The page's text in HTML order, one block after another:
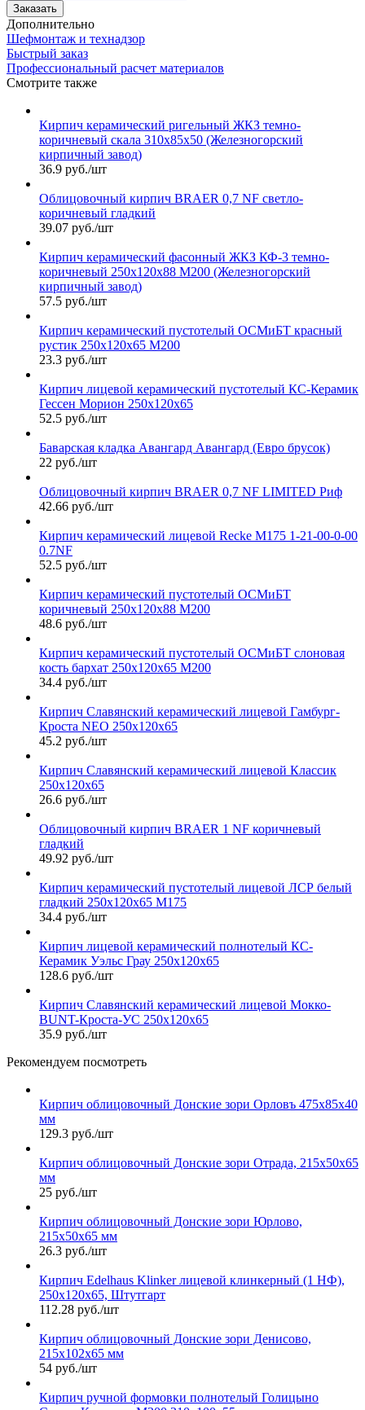
Заказать
Дополнительно
Шефмонтаж и технадзор
Быстрый заказ
Профессиональный расчет материалов
Смотрите также
Кирпич керамический ригельный ЖКЗ темно-
коричневый скала 310х85х50 (Железногорский
кирпичный завод)
36.9 руб./шт
Облицовочный кирпич BRAER 0,7 NF светло-
коричневый гладкий
39.07 руб./шт
Кирпич керамический фасонный ЖКЗ КФ-3 темно-
коричневый 250х120х88 М200 (Железногорский
кирпичный завод)
57.5 руб./шт
Кирпич керамический пустотелый ОСМиБТ красный
рустик 250х120х65 М200
23.3 руб./шт
Кирпич лицевой керамический пустотелый КС-Керамик
Гессен Морион 250х120х65
52.5 руб./шт
Баварская кладка Авангард Авангард (Евро брусок)
22 руб./шт
Облицовочный кирпич BRAER 0,7 NF LIMITED Риф
42.66 руб./шт
Кирпич керамический лицевой Recke М175 1-21-00-0-00
0.7NF
52.5 руб./шт
Кирпич керамический пустотелый ОСМиБТ
коричневый 250х120х88 М200
48.6 руб./шт
Кирпич керамический пустотелый ОСМиБТ слоновая
кость бархат 250х120х65 М200
34.4 руб./шт
Кирпич Славянский керамический лицевой Гамбург-
Кроста NEO 250х120х65
45.2 руб./шт
Кирпич Славянский керамический лицевой Классик
250х120х65
26.6 руб./шт
Облицовочный кирпич BRAER 1 NF коричневый
гладкий
49.92 руб./шт
Кирпич керамический пустотелый лицевой ЛСР белый
гладкий 250х120х65 М175
34.4 руб./шт
Кирпич лицевой керамический полнотелый КС-
Керамик Уэльс Грау 250х120х65
128.6 руб./шт
Кирпич Славянский керамический лицевой Мокко-
BUNT-Кроста-УС 250х120х65
35.9 руб./шт
Рекомендуем посмотреть
Кирпич облицовочный Донские зори Орловъ 475х85х40
мм
129.3 руб./шт
Кирпич облицовочный Донские зори Отрада, 215х50х65
мм
25 руб./шт
Кирпич облицовочный Донские зори Юрлово,
215х50х65 мм
26.3 руб./шт
Кирпич Edelhaus Klinker лицевой клинкерный (1 НФ),
250х120х65, Штутгарт
112.28 руб./шт
Кирпич облицовочный Донские зори Денисово,
215х102х65 мм
54 руб./шт
Кирпич ручной формовки полнотелый Голицыно